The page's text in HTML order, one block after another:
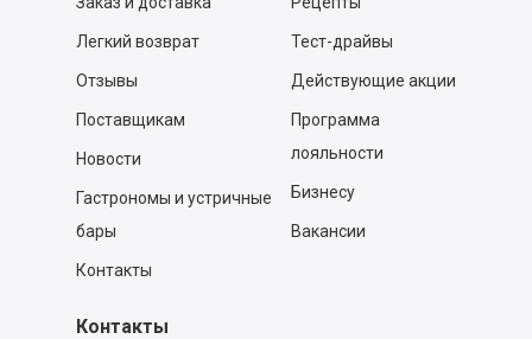
Легкий возврат
Отзывы
Поставщикам
Новости
Гастрономы и устричные
бары
Контакты
Тест-драйвы
Действующие акции
Программа
лояльности
Бизнесу
Вакансии
Контакты